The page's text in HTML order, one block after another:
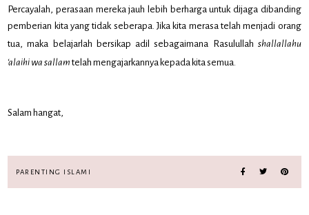
Percayalah, perasaan mereka jauh lebih berharga untuk dijaga dibanding
pemberian kita yang tidak seberapa. Jika kita merasa telah menjadi orang
tua, maka belajarlah bersikap adil sebagaimana Rasulullah shallallahu
‘alaihi wa sallam telah mengajarkannya kepada kita semua.
Salam hangat,
PARENTING ISLAMI